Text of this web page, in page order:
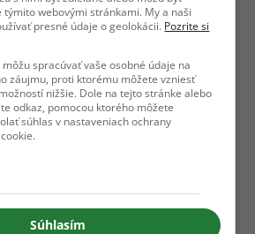
týmito webovými stránkami. My a naši
presné údaje o geolokácii. Pozrite si
spracúvať vaše osobné údaje na
záujmu, proti ktorému môžete vzniesť
nižšie. Dole na tejto stránke alebo
odkaz, pomocou ktorého môžete
súhlas v nastaveniach ochrany
Súhlasím